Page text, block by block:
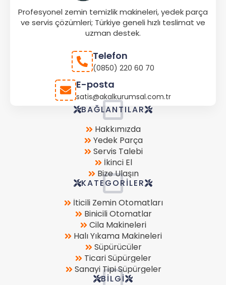
Profesyonel zemin temizlik makineleri, yedek parça
ve servis çözümleri; Türkiye geneli hızlı teslimat ve
uzman destek.
Telefon
(0850) 220 60 70
E-posta
satis@akalkurumsal.com.tr
BAĞLANTILAR
Store
Location
Hakkımızda
Yedek Parça
Servis Talebi
İkinci El
Bize Ulaşın
KATEGORILER
İticili Zemin Otomatları
Binicili Otomatlar
Cila Makineleri
Halı Yıkama Makineleri
Süpürücüler
Ticari Süpürgeler
Sanayi Tipi Süpürgeler
BILGI